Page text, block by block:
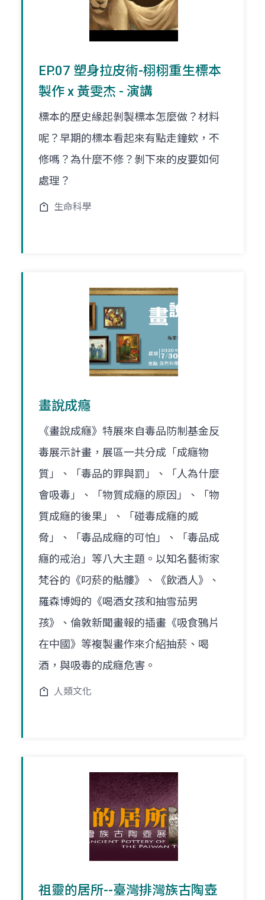
EP.07 塑身拉皮術-栩栩重生標本
製作 x 黃雯杰 - 演講
標本的歷史緣起剝製標本怎麼做？材料
呢？早期的標本看起來有點走鐘欸，不
修嗎？為什麼不修？剝下來的皮要如何
處理？
生命科學
畫說成癮
《畫說成癮》特展來自毒品防制基金反
毒展示計畫，展區一共分成「成癮物
質」、「毒品的罪與罰」、「人為什麼
會吸毒」、「物質成癮的原因」、「物
質成癮的後果」、「碰毒成癮的威
脅」、「毒品成癮的可怕」、「毒品成
癮的戒治」等八大主題。以知名藝術家
梵谷的《叼菸的骷髏》、《飲酒人》、
羅森博姆的《喝酒女孩和抽雪茄男
孩》、倫敦新聞畫報的插畫《吸食鴉片
在中國》等複製畫作來介紹抽菸、喝
酒，與吸毒的成癮危害。
人類文化
祖靈的居所--臺灣排灣族古陶壺